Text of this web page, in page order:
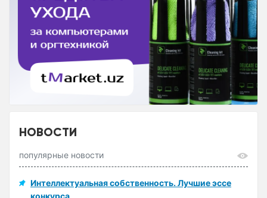
НОВОСТИ
популярные новости
Интеллектуальная собственность. Лучшие эссе